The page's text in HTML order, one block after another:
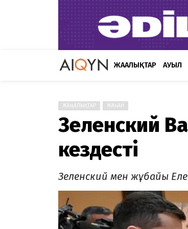
ЖАҢАЛЫҚТАР АУЫЛ
ЖАҢАЛЫҚТАР ЖАҺАН
Зеленский
кездесті
Зеленский мен жұбайы